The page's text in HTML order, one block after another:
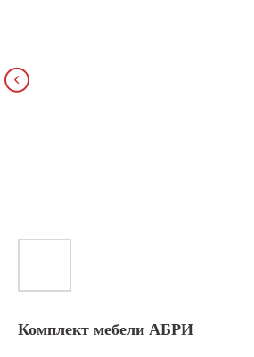
Комплект мебели АБРИ